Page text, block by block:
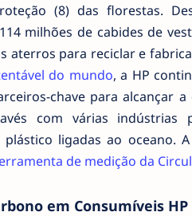
(8) das florestas.
milhões de cabides de
aterros para reciclar e
do mundo, a HP
chave para alcançar
com várias
ligadas ao oceano.
de medição da
em Consumíveis HP